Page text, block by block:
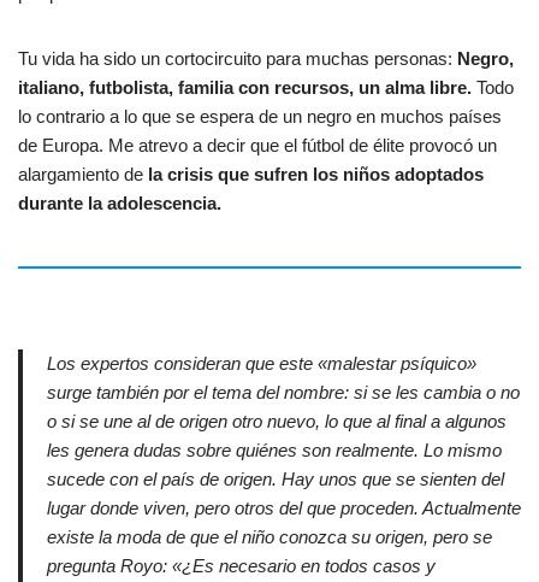
Tu vida ha sido un cortocircuito para muchas personas: Negro,
italiano, futbolista, familia con recursos, un alma libre. Todo
lo contrario a lo que se espera de un negro en muchos países
de Europa. Me atrevo a decir que el fútbol de élite provocó un
alargamiento de la crisis que sufren los niños adoptados
durante la adolescencia.
Los expertos consideran que este «malestar psíquico»
surge también por el tema del nombre: si se les cambia o no
o si se une al de origen otro nuevo, lo que al final a algunos
les genera dudas sobre quiénes son realmente. Lo mismo
sucede con el país de origen. Hay unos que se sienten del
lugar donde viven, pero otros del que proceden. Actualmente
existe la moda de que el niño conozca su origen, pero se
pregunta Royo: «¿Es necesario en todos casos y